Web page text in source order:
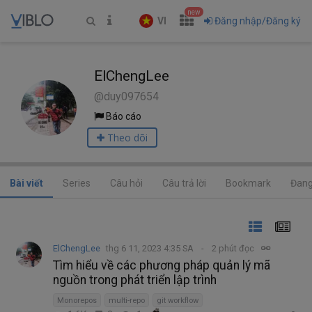
VI
new
Đăng nhập/Đăng ký
ElChengLee
@duy097654
Báo cáo
Theo dõi
Bài viết Series Câu hỏi Câu trả lời Bookmark
ElChengLee thg 6 11, 2023 4:35 SA 2 phút đọc
Tìm hiểu về các phương pháp quản lý mã
nguồn trong phát triển lập trình
Monorepos multi-repo git workflow